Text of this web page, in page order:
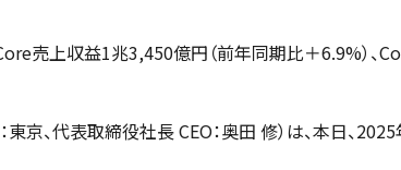
売上収益1兆3,450億円（前年同期比＋6.9%）、
東京、代表取締役社長 CEO：奥田 修）は、本日、2025